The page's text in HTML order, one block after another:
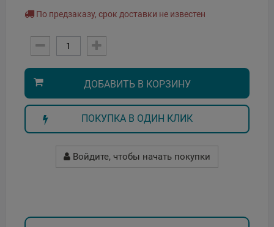
По предзаказу, срок доставки не известен
ДОБАВИТЬ В КОРЗИНУ
ПОКУПКА В ОДИН КЛИК
Войдите, чтобы начать покупки